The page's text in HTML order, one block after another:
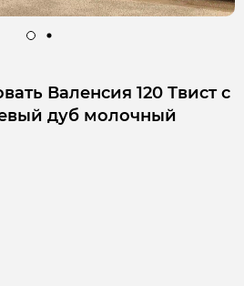
Валенсия 120 Твист с
дуб молочный